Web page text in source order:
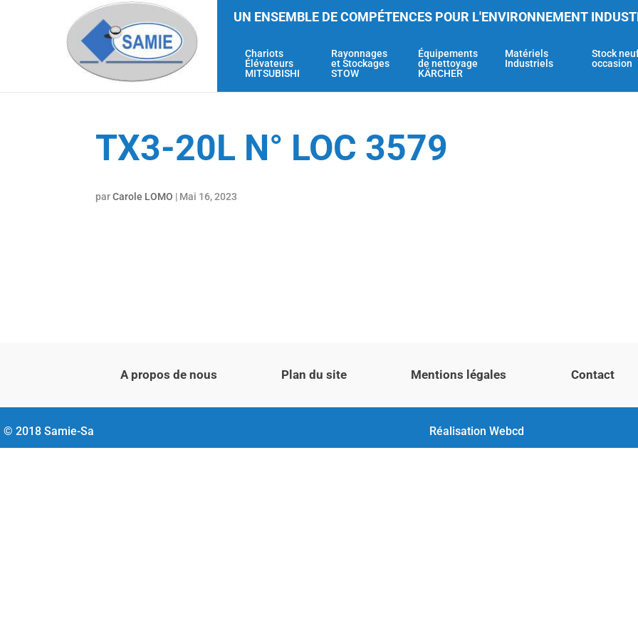
UN ENSEMBLE DE COMPÉTENCES POUR L'ENVIRONNEMENT
Chariots
Élévateurs
MITSUBISHI
Rayonnages
et Stockages
STOW
Équipements
de nettoyage
KÄRCHER
Matériels
Industriels
Stock
occasion
TX3-20L N° LOC 3579
parCarole LOMO | Mai 16, 2023
A propos de nous Plan du site Mentions légales Contact
© 2018 Samie-Sa Réalisation Webcd